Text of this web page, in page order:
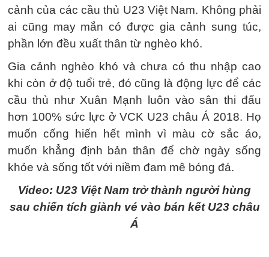
cảnh của các cầu thủ U23 Việt Nam. Không phải
ai cũng may mắn có được gia cảnh sung túc,
phần lớn đều xuất thân từ nghèo khó.
Gia cảnh nghèo khó và chưa có thu nhập cao
khi còn ở độ tuổi trẻ, đó cũng là động lực để các
cầu thủ như Xuân Mạnh luôn vào sân thi đấu
hơn 100% sức lực ở VCK U23 châu Á 2018. Họ
muốn cống hiến hết mình vì màu cờ sắc áo,
muốn khẳng định bản thân để chờ ngày sống
khỏe và sống tốt với niềm đam mê bóng đá.
Video: U23 Việt Nam trở thành người hùng
sau chiến tích giành vé vào bán kết U23 châu
Á